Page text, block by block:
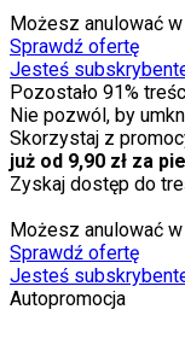
Możesz anulować
Sprawdź ofertę
Jesteś
Pozostało 91%
Nie pozwól, by
Skorzystaj z
już od 9,90 zł za
Zyskaj dostęp do
Możesz anulować
Sprawdź ofertę
Jesteś
Autopromocja